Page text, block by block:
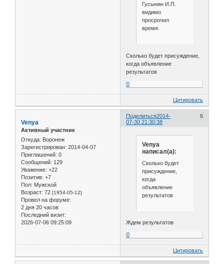
Гусынин И.П.
видимо
просрочил
время.
Сколько будет присуждение,
когда объявление
результатов
0
Цитировать
Поделиться 6
2014-
07-30 21:30:38
Venya
Активный участник
Откуда: Воронеж
Зарегистрирован: 2014-04-07
Приглашений: 0
Сообщений: 129
Уважение: +22
Позитив: +7
Пол: Мужской
Возраст: 72 [1954-05-12]
Провел на форуме:
2 дня 20 часов
Последний визит:
2026-07-06 09:25:09
Venya
написал(а):
Сколько будет
присуждение,
когда
объявление
результатов
Ждем результатов
0
Цитировать